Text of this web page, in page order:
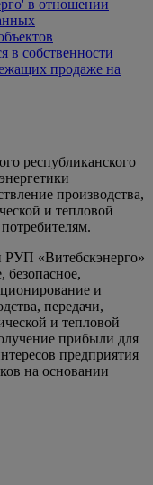
в отношении
в собственности
продаже на
республиканского
производства,
и тепловой
РУП «Витебскэнерго»
безопасное,
и
передачи,
и тепловой
прибыли для
предприятия
на основании